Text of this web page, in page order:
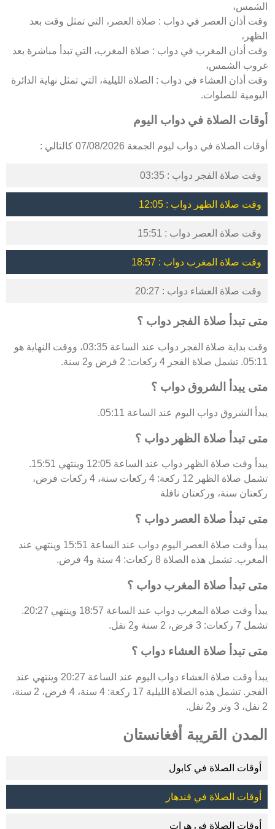
الشمس،
وقت أذان العصر في دواب : صلاة العصر، التي تمثل وقت بعد
الظهر،
وقت أذان المغرب في دواب : صلاة المغرب، التي تبدأ مباشرة بعد
غروب الشمس،
وقت أذان العشاء في دواب : الصلاة الليلية، التي تمثل نهاية الدائرة
اليومية للصلوات.
أوقات الصلاة في دواب اليوم
أوقات الصلاة في دواب ليوم الجمعة 07/08/2026 كالتالي :
وقت صلاة الفجر دواب : 03:35
وقت صلاة الظهر دواب : 12:05
وقت صلاة العصر دواب : 15:51
وقت صلاة المغرب دواب : 18:57
وقت صلاة العشاء دواب : 20:27
متى تبدأ صلاة الفجر دواب ؟
وقت بداية صلاة الفجر دواب عند الساعة 03:35، ووقت النهاية هو
05:11. تشمل صلاة الفجر 4 ركعات: 2 فرض و2 سنة.
متى يبدأ الشروق دواب ؟
يبدأ الشروق دواب اليوم عند الساعة 05:11.
متى تبدأ صلاة الظهر دواب ؟
يبدأ وقت صلاة الظهر دواب عند الساعة 12:05 وينتهي 15:51.
تشمل صلاة الظهر 12 ركعة: 4 ركعات سنة، 4 ركعات فرض،
ركعتان سنة، وركعتان نافلة
متى تبدأ صلاة العصر دواب ؟
يبدأ وقت صلاة العصر اليوم دواب عند الساعة 15:51 وينتهي عند
المغرب. تشمل هذه الصلاة 8 ركعات: 4 سنة و4 فرض.
متى تبدأ صلاة المغرب دواب ؟
يبدأ وقت صلاة المغرب دواب عند الساعة 18:57 وينتهي 20:27.
تشمل 7 ركعات: 3 فرض، 2 سنة و2 نفل.
متى تبدأ صلاة العشاء دواب ؟
يبدأ وقت صلاة العشاء دواب اليوم عند الساعة 20:27 وينتهي عند
الفجر. تشمل هذه الصلاة الليلية 17 ركعة: 4 سنة، 4 فرض، 2 سنة،
2 نفل، 3 وتر و2 نفل.
المدن القريبة أفغانستان
أوقات الصلاة في كابول
أوقات الصلاة في قندهار
أوقات الصلاة في هرات